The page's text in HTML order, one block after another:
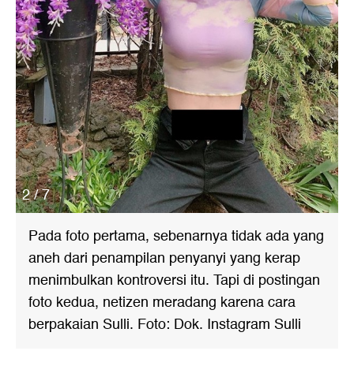
2 / 7
Pada foto pertama, sebenarnya tidak ada yang
aneh dari penampilan penyanyi yang kerap
menimbulkan kontroversi itu. Tapi di postingan
foto kedua, netizen meradang karena cara
berpakaian Sulli. Foto: Dok. Instagram Sulli